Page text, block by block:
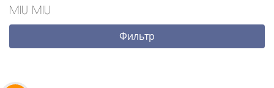
MIU MIU
Фильтр